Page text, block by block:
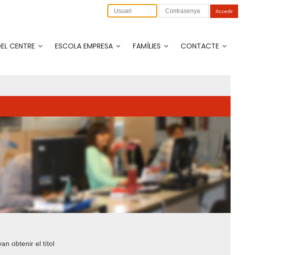
Accedir
CENTRE ESCOLA EMPRESA FAMÍLIES CONTACTE
obtenir el títol